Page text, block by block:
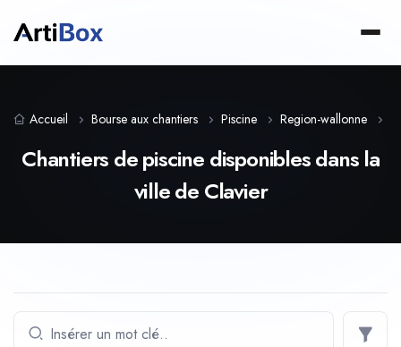
Accueil Bourse aux chantiers Piscine Region-wallonne
Chantiers de piscine disponibles dans la
ville de Clavier